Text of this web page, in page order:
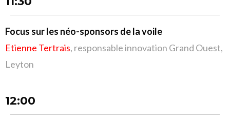
Focus sur les néo-sponsors de la voile
Etienne Tertrais, responsable innovation Grand Ouest,
Leyton
12:00